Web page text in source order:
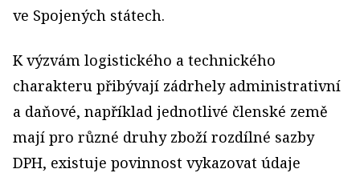
ve Spojených státech.
K výzvám logistického a technického
charakteru přibývají zádrhely administrativní
a daňové, například jednotlivé členské země
mají pro různé druhy zboží rozdílné sazby
DPH, existuje povinnost vykazovat údaje